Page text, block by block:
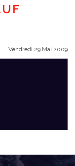
Vendredi 29 Mai 2009